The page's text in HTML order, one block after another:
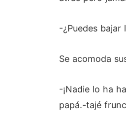
-¿Puedes
Se acomoda
-¡Nadie lo ha
papá.-tajé